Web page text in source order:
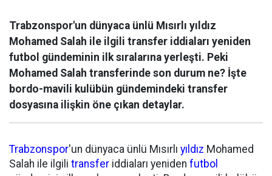
Trabzonspor'un dünyaca ünlü Mısırlı yıldız
Mohamed Salah ile ilgili transfer iddiaları yeniden
futbol gündeminin ilk sıralarına yerleşti. Peki
Mohamed Salah transferinde son durum ne? İşte
bordo-mavili kulübün gündemindeki transfer
dosyasına ilişkin öne çıkan detaylar.
Trabzonspor'un dünyaca ünlü Mısırlı yıldız Mohamed
Salah ile ilgili transfer iddiaları yeniden futbol